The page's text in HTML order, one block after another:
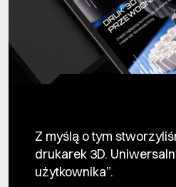
Z myślą o tym
drukarek 3D.
użytkownika”.